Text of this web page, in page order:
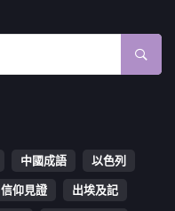
中國成語
以色列
信仰見證
出埃及記